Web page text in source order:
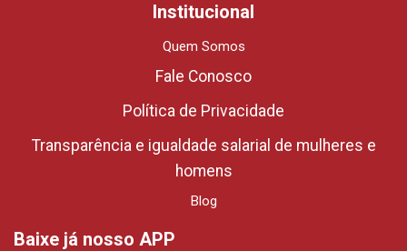
Institucional
Quem Somos
Fale Conosco
Política de Privacidade
Transparência e igualdade salarial de mulheres e
homens
Blog
Baixe já nosso APP